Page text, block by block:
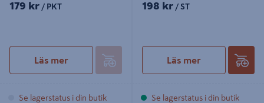
179 kr / PKT
Läs mer
Se lagerstatus i din butik
198 kr / ST
Läs mer
Se lagerstatus i din butik